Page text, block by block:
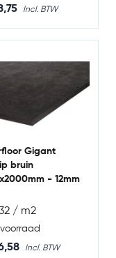
Gigant
bruin
- 12mm
/ m2